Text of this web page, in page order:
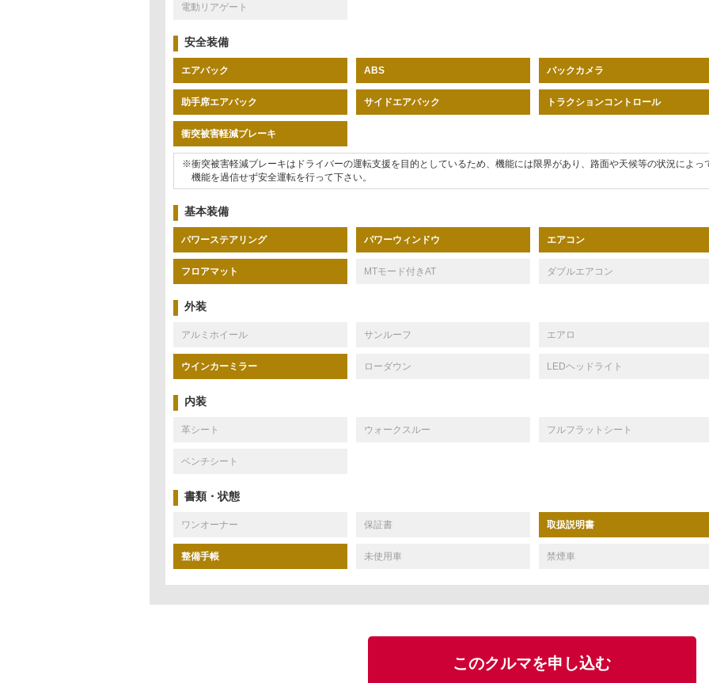
電動リアゲート
安全装備
エアバック ABS バックカメラ
助手席エアバック サイドエアバック トラクションコントロール
衝突被害軽減ブレーキ
※衝突被害軽減ブレーキはドライバーの運転支援を目的としているため、機能には限界があり、路面や天候等の状況によっ
機能を過信せず安全運転を行って下さい。
基本装備
パワーステアリング パワーウィンドウ エアコン
フロアマット MTモード付きAT ダブルエアコン
外装
アルミホイール サンルーフ エアロ
ウインカーミラー ローダウン LEDヘッドライト
内装
革シート ウォークスルー フルフラットシート
ベンチシート
書類・状態
ワンオーナー 保証書 取扱説明書
整備手帳 未使用車 禁煙車
このクルマを申し込む